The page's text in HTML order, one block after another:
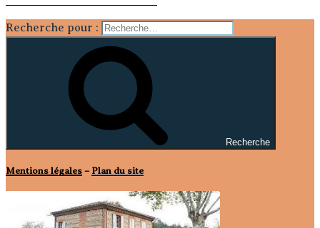
Recherche pour :
Recherche
Mentions légales – Plan du site